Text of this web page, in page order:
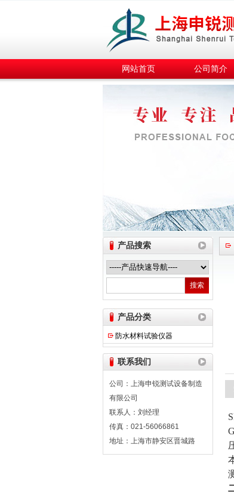
上海申锐测试设备制造有限公司
网站首页 公司简介
产品搜索
产品分类
防水材料试验仪器
联系我们
公司：上海申锐测试设备制造
有限公司
联系人：刘经理
传真：021-56066861
地址：上海市静安区晋城路